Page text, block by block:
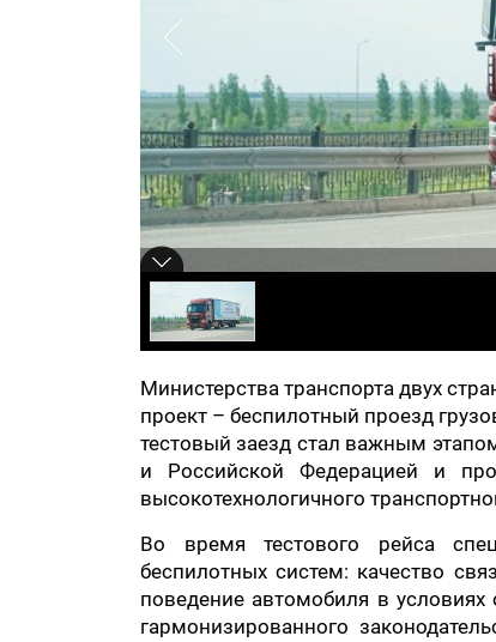
Министерства транспорта двух
проект – беспилотный проезд
тестовый заезд стал важным
и Российской Федерацией и
высокотехнологичного
Во время тестового рейса
беспилотных систем: качество
поведение автомобиля в
гармонизированного